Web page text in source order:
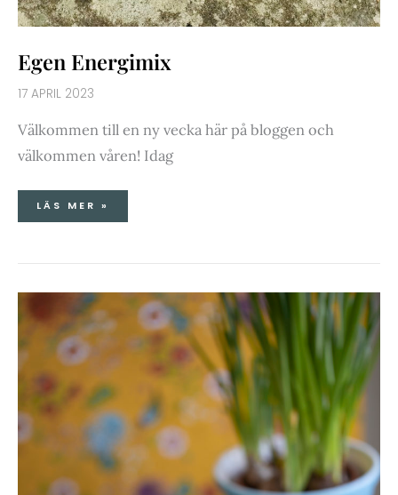
Egen Energimix
17 APRIL 2023
Välkommen till en ny vecka här på bloggen och
välkommen våren! Idag
LÄS MER »
CITRON-
KOKOSBRIGADEIROS